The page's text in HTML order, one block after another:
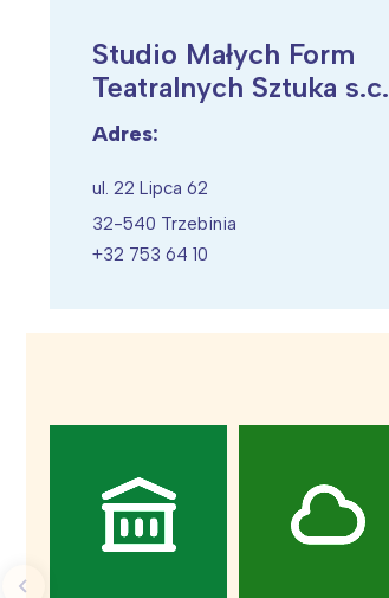
Wiosenny koncert ptaków na płocie
Studio Małych Form
Teatralnych Sztuka s.c.
Adres:
ul. 22 Lipca 62
32-540 Trzebinia
+32 753 64 10